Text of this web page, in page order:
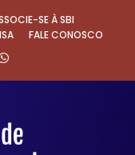
SE À SBI
FALE CONOSCO